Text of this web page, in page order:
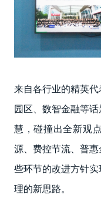
来自各行业的精英
园区、数智金融等
慧，碰撞出全新观
源、费控节流、普
些环节的改进方针
理的新思路。